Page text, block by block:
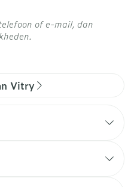
of e-mail, dan
Vitry